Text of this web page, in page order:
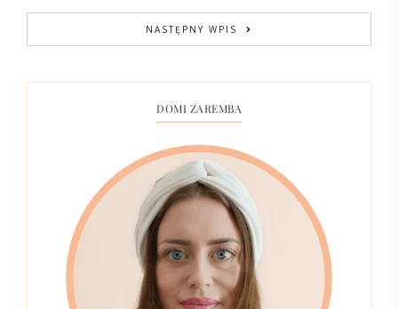
NASTĘPNY WPIS
DOMI ZAREMBA